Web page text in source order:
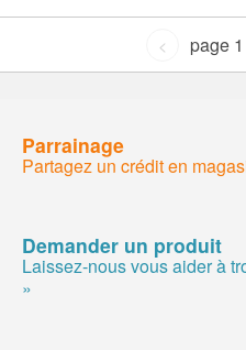
<
Parrainage
Partagez un crédit en
Demander un produit
Laissez-nous vous aider à
»